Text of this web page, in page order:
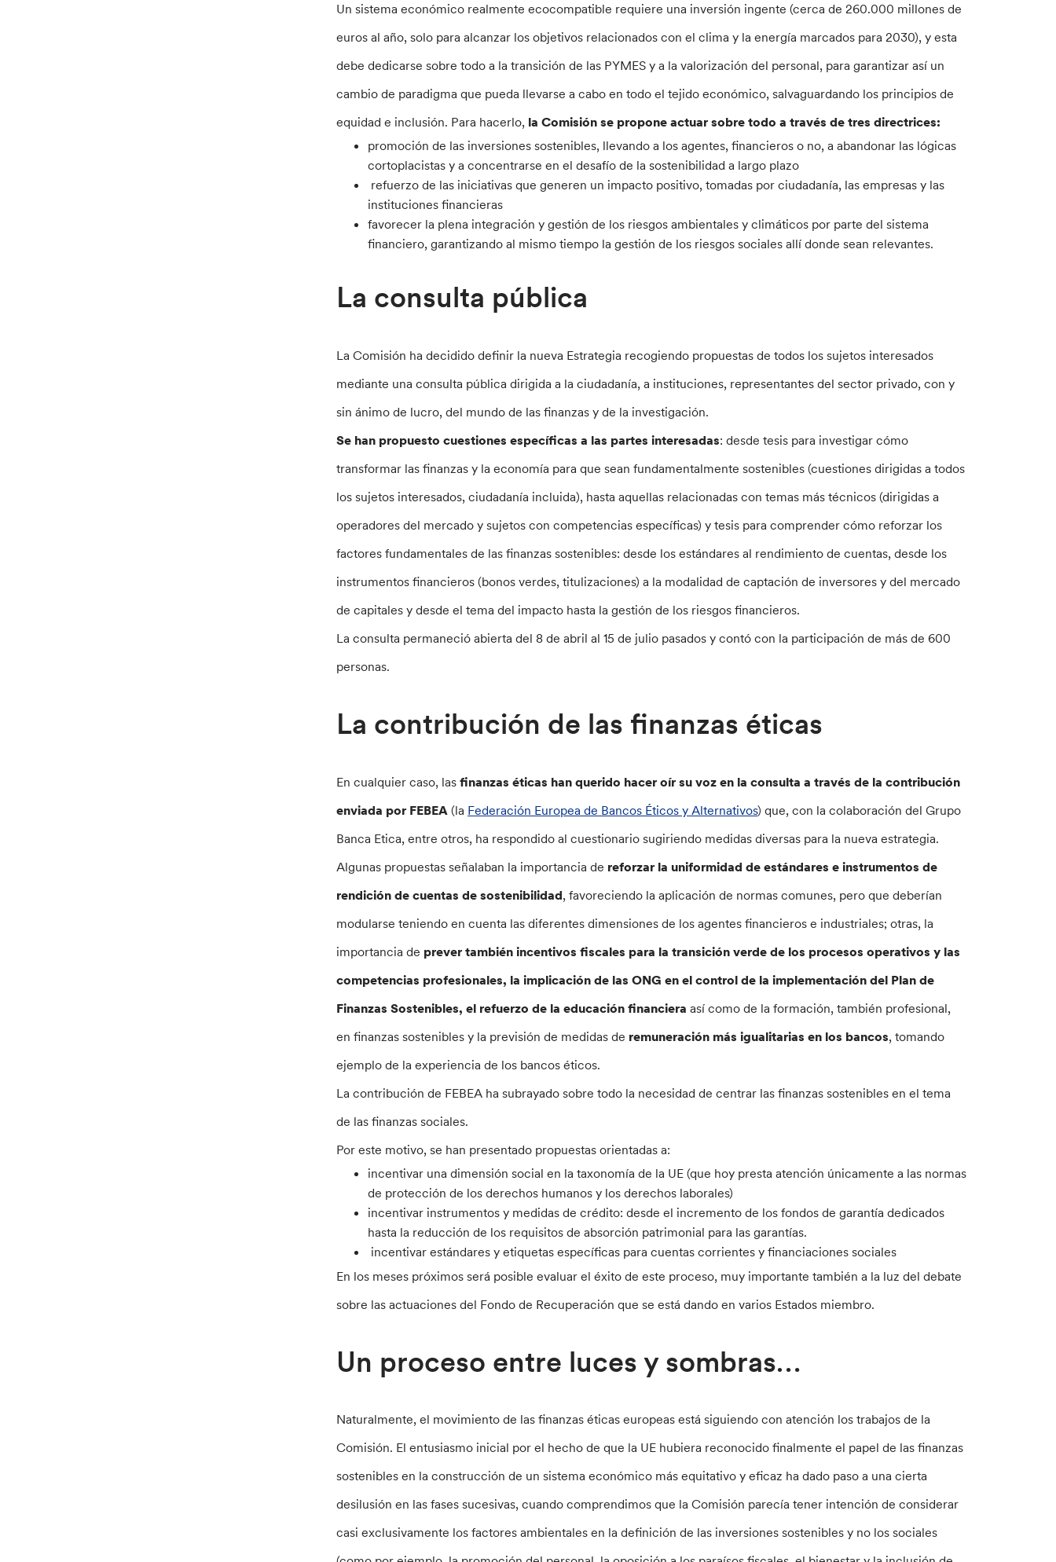
Un sistema económico realmente ecocompatible requiere una inversión ingente (cerca de 260.000 millones de
euros al año, solo para alcanzar los objetivos relacionados con el clima y la energía marcados para 2030), y esta
debe dedicarse sobre todo a la transición de las PYMES y a la valorización del personal, para garantizar así un
cambio de paradigma que pueda llevarse a cabo en todo el tejido económico, salvaguardando los principios de
equidad e inclusión. Para hacerlo, la Comisión se propone actuar sobre todo a través de tres directrices:
promoción de las inversiones sostenibles, llevando a los agentes, financieros o no, a abandonar las lógicas
cortoplacistas y a concentrarse en el desafío de la sostenibilidad a largo plazo
refuerzo de las iniciativas que generen un impacto positivo, tomadas por ciudadanía, las empresas y las
instituciones financieras
favorecer la plena integración y gestión de los riesgos ambientales y climáticos por parte del sistema
financiero, garantizando al mismo tiempo la gestión de los riesgos sociales allí donde sean relevantes.
La consulta pública
La Comisión ha decidido definir la nueva Estrategia recogiendo propuestas de todos los sujetos interesados
mediante una consulta pública dirigida a la ciudadanía, a instituciones, representantes del sector privado, con y
sin ánimo de lucro, del mundo de las finanzas y de la investigación.
Se han propuesto cuestiones específicas a las partes interesadas: desde tesis para investigar cómo
transformar las finanzas y la economía para que sean fundamentalmente sostenibles (cuestiones dirigidas a todos
los sujetos interesados, ciudadanía incluida), hasta aquellas relacionadas con temas más técnicos (dirigidas a
operadores del mercado y sujetos con competencias específicas) y tesis para comprender cómo reforzar los
factores fundamentales de las finanzas sostenibles: desde los estándares al rendimiento de cuentas, desde los
instrumentos financieros (bonos verdes, titulizaciones) a la modalidad de captación de inversores y del mercado
de capitales y desde el tema del impacto hasta la gestión de los riesgos financieros.
La consulta permaneció abierta del 8 de abril al 15 de julio pasados y contó con la participación de más de 600
personas.
La contribución de las finanzas éticas
En cualquier caso, las finanzas éticas han querido hacer oír su voz en la consulta a través de la contribución
enviada por FEBEA (la Federación Europea de Bancos Éticos y Alternativos) que, con la colaboración del Grupo
Banca Etica, entre otros, ha respondido al cuestionario sugiriendo medidas diversas para la nueva estrategia.
Algunas propuestas señalaban la importancia de reforzar la uniformidad de estándares e instrumentos de
rendición de cuentas de sostenibilidad, favoreciendo la aplicación de normas comunes, pero que deberían
modularse teniendo en cuenta las diferentes dimensiones de los agentes financieros e industriales; otras, la
importancia de prever también incentivos fiscales para la transición verde de los procesos operativos y las
competencias profesionales, la implicación de las ONG en el control de la implementación del Plan de
Finanzas Sostenibles, el refuerzo de la educación financiera así como de la formación, también profesional,
en finanzas sostenibles y la previsión de medidas de remuneración más igualitarias en los bancos, tomando
ejemplo de la experiencia de los bancos éticos.
La contribución de FEBEA ha subrayado sobre todo la necesidad de centrar las finanzas sostenibles en el tema
de las finanzas sociales.
Por este motivo, se han presentado propuestas orientadas a:
incentivar una dimensión social en la taxonomía de la UE (que hoy presta atención únicamente a las normas
de protección de los derechos humanos y los derechos laborales)
incentivar instrumentos y medidas de crédito: desde el incremento de los fondos de garantía dedicados
hasta la reducción de los requisitos de absorción patrimonial para las garantías.
incentivar estándares y etiquetas específicas para cuentas corrientes y financiaciones sociales
En los meses próximos será posible evaluar el éxito de este proceso, muy importante también a la luz del debate
sobre las actuaciones del Fondo de Recuperación que se está dando en varios Estados miembro.
Un proceso entre luces y sombras…
Naturalmente, el movimiento de las finanzas éticas europeas está siguiendo con atención los trabajos de la
Comisión. El entusiasmo inicial por el hecho de que la UE hubiera reconocido finalmente el papel de las finanzas
sostenibles en la construcción de un sistema económico más equitativo y eficaz ha dado paso a una cierta
desilusión en las fases sucesivas, cuando comprendimos que la Comisión parecía tener intención de considerar
casi exclusivamente los factores ambientales en la definición de las inversiones sostenibles y no los sociales